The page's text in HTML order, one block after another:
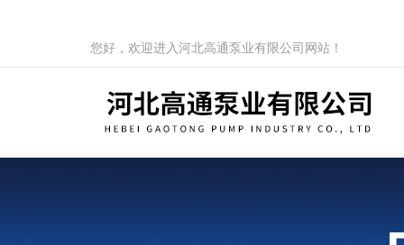
您好，欢迎进入河北高通泵业有限公司网站！